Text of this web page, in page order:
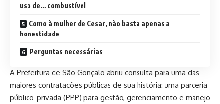
uso de… combustível
Como à mulher de Cesar, não basta apenas a
honestidade
Perguntas necessárias
A Prefeitura de São Gonçalo abriu consulta para uma das
maiores contratações públicas de sua história: uma parceria
público-privada (PPP) para gestão, gerenciamento e manejo